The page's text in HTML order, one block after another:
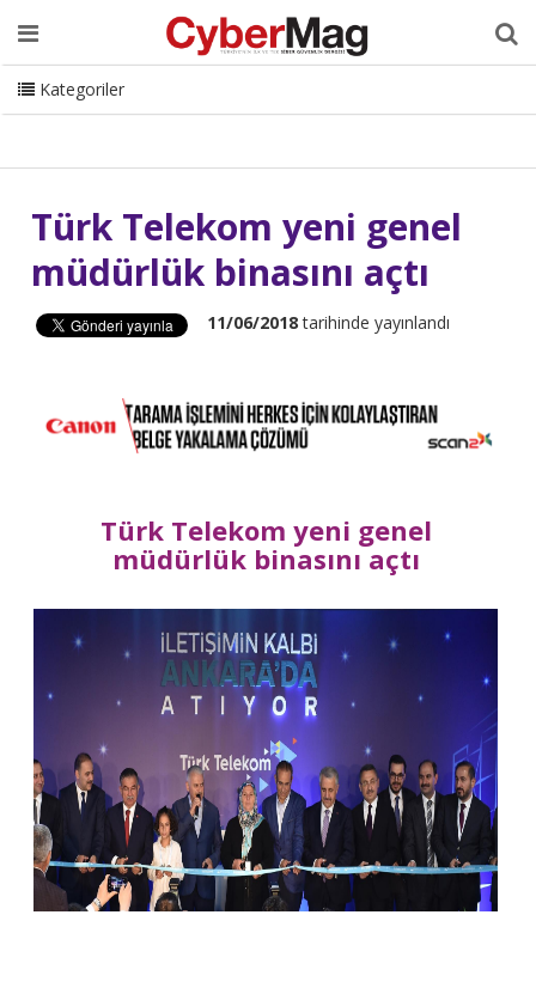
Ana Sayfa Hakkımızda Dergi Editörden
Danışmanlık
ISC Turkey Sizden Gelenler
İletişim
CyberMag Logo
Kategoriler
Türk Telekom yeni genel
müdürlük binasını açtı
11/06/2018tarihinde yayınlandı
Türk Telekom yeni genel
müdürlük binasını açtı